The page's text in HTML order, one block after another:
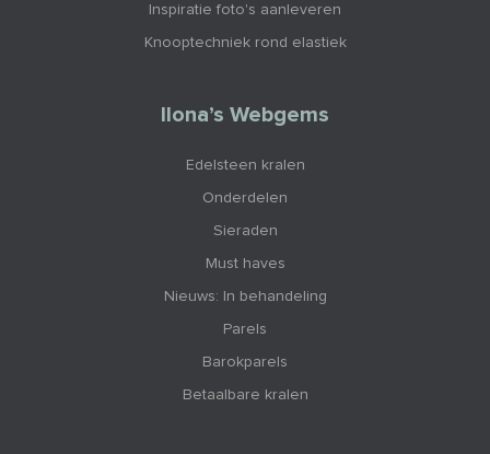
Inspiratie foto's aanleveren
Knooptechniek rond elastiek
Ilona’s Webgems
Edelsteen kralen
Onderdelen
Sieraden
Must haves
Nieuws: In behandeling
Parels
Barokparels
Betaalbare kralen